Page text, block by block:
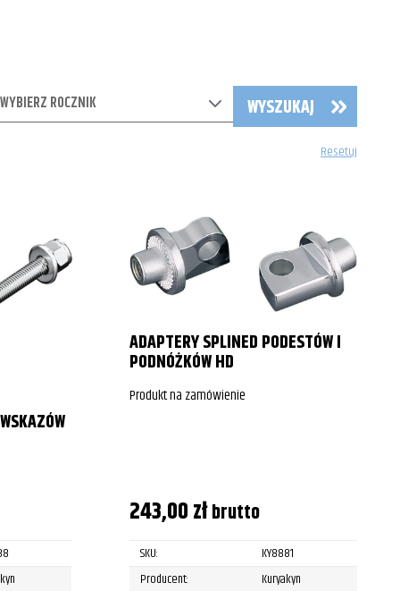
WYBIERZ ROCZNIK WYSZUKAJ
Resetuj
ADAPTERY SPLINED PODESTÓW I
PODNÓŻKÓW HD
Produkt na zamówienie
243,00złbrutto
SKU:
KY8881
Producent:
Kuryakyn